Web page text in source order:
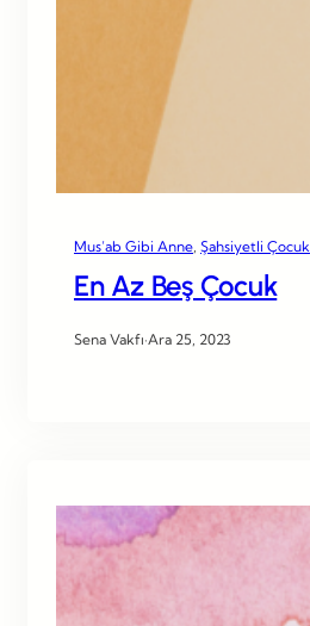
Mus’ab Gibi Anne Şahsiyetli Çocuk
En Az Beş Çocuk
Sena Vakfı·Ara 25, 2023